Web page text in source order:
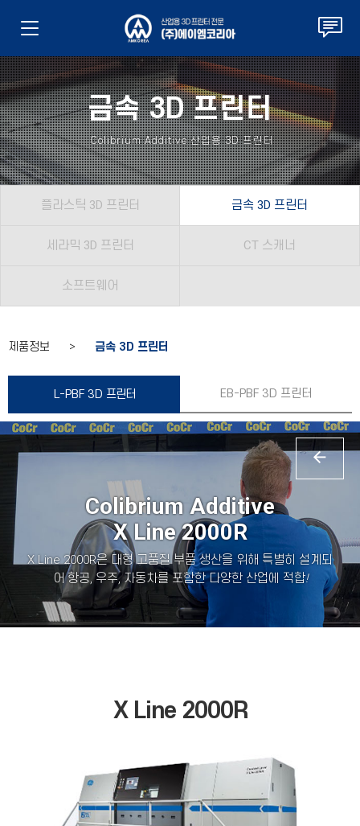
금속 3D 프린터
Colibrium Additive 산업용 3D 프린터
플라스틱 3D 프린터 금속 3D 프린터
세라믹 3D 프린터 CT 스캐너
소프트웨어
제품정보 > 금속 3D 프린터
L-PBF 3D 프린터 EB-PBF 3D 프린터
Colibrium Additive
X Line 2000R
X Line 2000R은 대형 고품질 부품 생산을 위해 특별히 설계되
어 항공, 우주, 자동차를 포함한 다양한 산업에 적합!
X Line 2000R